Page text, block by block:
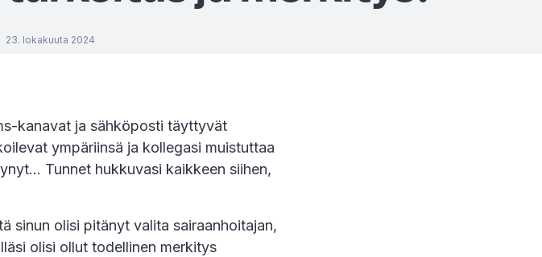
23. lokakuuta 2024
kanavat ja sähköposti täyttyvät
ympäriinsä ja kollegasi muistuttaa
Tunnet hukkuvasi kaikkeen siihen,
sinun olisi pitänyt valita sairaanhoitajan,
olisi ollut todellinen merkitys